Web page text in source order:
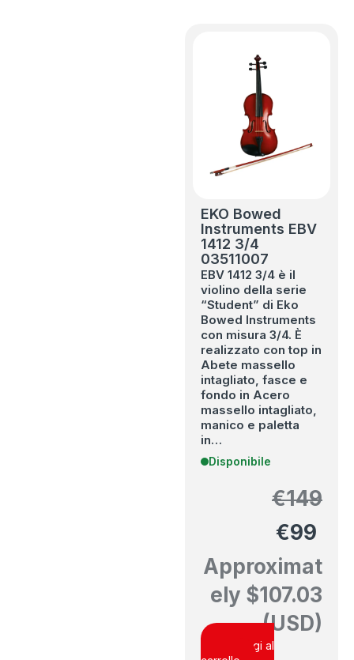
EKO Bowed
Instruments EBV
1412 3/4
03511007
EBV 1412 3/4 è il
violino della serie
“Student” di Eko
Bowed Instruments
con misura 3/4. È
realizzato con top in
Abete massello
intagliato, fasce e
fondo in Acero
massello intagliato,
manico e paletta
in…
Disponibile
€149
€99
Approximat
ely $107.03
(USD)
Aggiungi al